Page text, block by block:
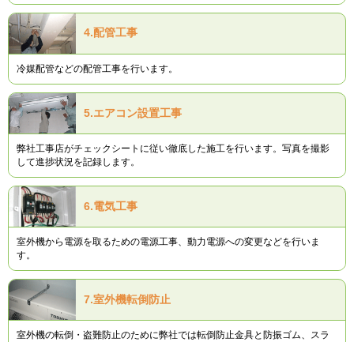
4.配管工事
冷媒配管などの配管工事を行います。
5.エアコン設置工事
弊社工事店がチェックシートに従い徹底した施工を行います。写真を撮影
して進捗状況を記録します。
6.電気工事
室外機から電源を取るための電源工事、動力電源への変更などを行いま
す。
7.室外機転倒防止
室外機の転倒・盗難防止のために弊社では転倒防止金具と防振ゴム、スラ